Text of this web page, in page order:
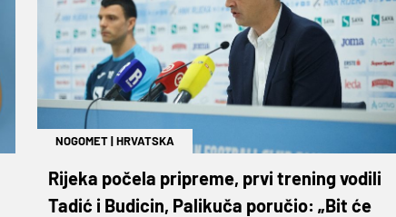
NOGOMET|HRVATSKA
Rijeka počela pripreme, prvi trening vodili
Tadić i Budicin, Palikuča poručio: „Bit će